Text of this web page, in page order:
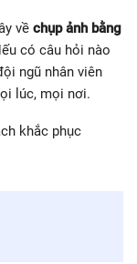
về chụp ảnh bằng
có câu hỏi nào
ngũ nhân viên
lúc, mọi nơi.
khắc phục